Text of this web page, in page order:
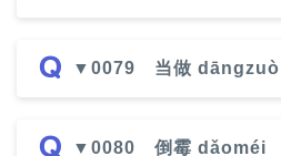
▼0079 当做 dāngzuò
▼0080 倒霉 dǎoméi